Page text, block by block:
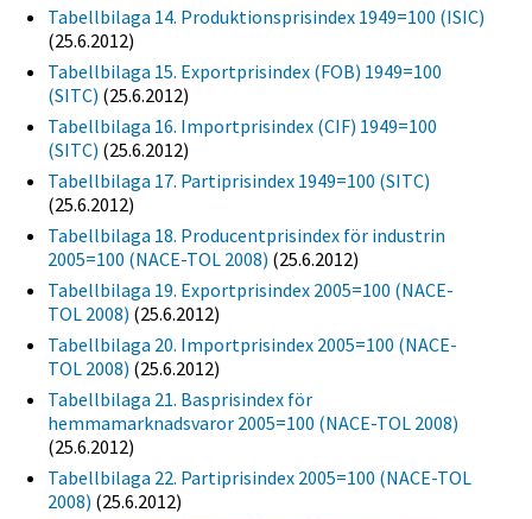
Tabellbilaga 14. Produktionsprisindex 1949=100 (ISIC)
(25.6.2012)
Tabellbilaga 15. Exportprisindex (FOB) 1949=100
(SITC) (25.6.2012)
Tabellbilaga 16. Importprisindex (CIF) 1949=100
(SITC) (25.6.2012)
Tabellbilaga 17. Partiprisindex 1949=100 (SITC)
(25.6.2012)
Tabellbilaga 18. Producentprisindex för industrin
2005=100 (NACE-TOL 2008) (25.6.2012)
Tabellbilaga 19. Exportprisindex 2005=100 (NACE-
TOL 2008) (25.6.2012)
Tabellbilaga 20. Importprisindex 2005=100 (NACE-
TOL 2008) (25.6.2012)
Tabellbilaga 21. Basprisindex för
hemmamarknadsvaror 2005=100 (NACE-TOL 2008)
(25.6.2012)
Tabellbilaga 22. Partiprisindex 2005=100 (NACE-TOL
2008) (25.6.2012)